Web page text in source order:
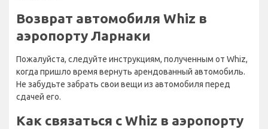
Возврат автомобиля Whiz в
аэропорту Ларнаки
Пожалуйста, следуйте инструкциям, полученным от Whiz,
когда пришло время вернуть арендованный автомобиль.
Не забудьте забрать свои вещи из автомобиля перед
сдачей его.
Как связаться с Whiz в аэропорту